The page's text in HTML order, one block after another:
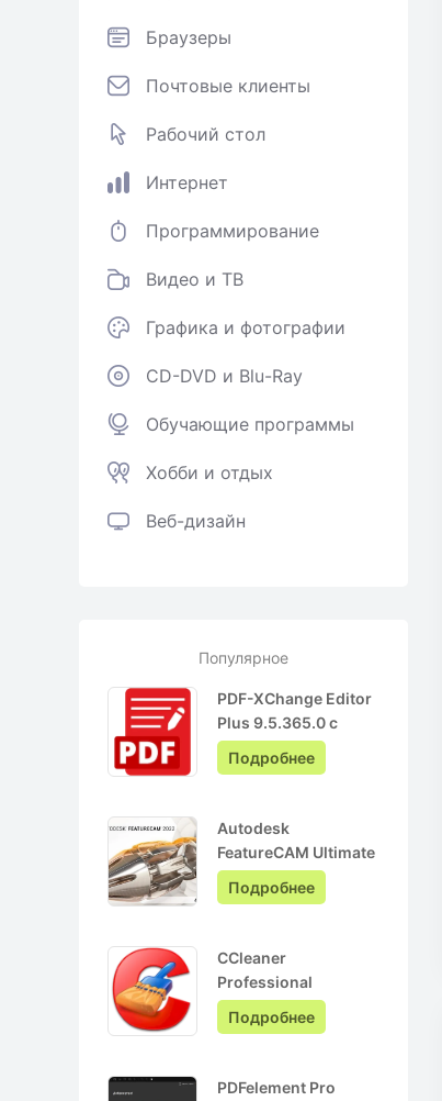
Браузеры
Почтовые клиенты
Рабочий стол
Интернет
Программирование
Видео и ТВ
Графика и фотографии
CD-DVD и Blu-Ray
Обучающие программы
Хобби и отдых
Веб-дизайн
Популярное
PDF-XChange Editor
Plus 9.5.365.0 с
ключом лицензии +
Pro на Русском
Подробнее
Autodesk
FeatureCAM Ultimate
2022.0.3 + crack
Подробнее
CCleaner
Professional
6.05.10110 + ключ
активации + Repack
Подробнее
PDFelement Pro